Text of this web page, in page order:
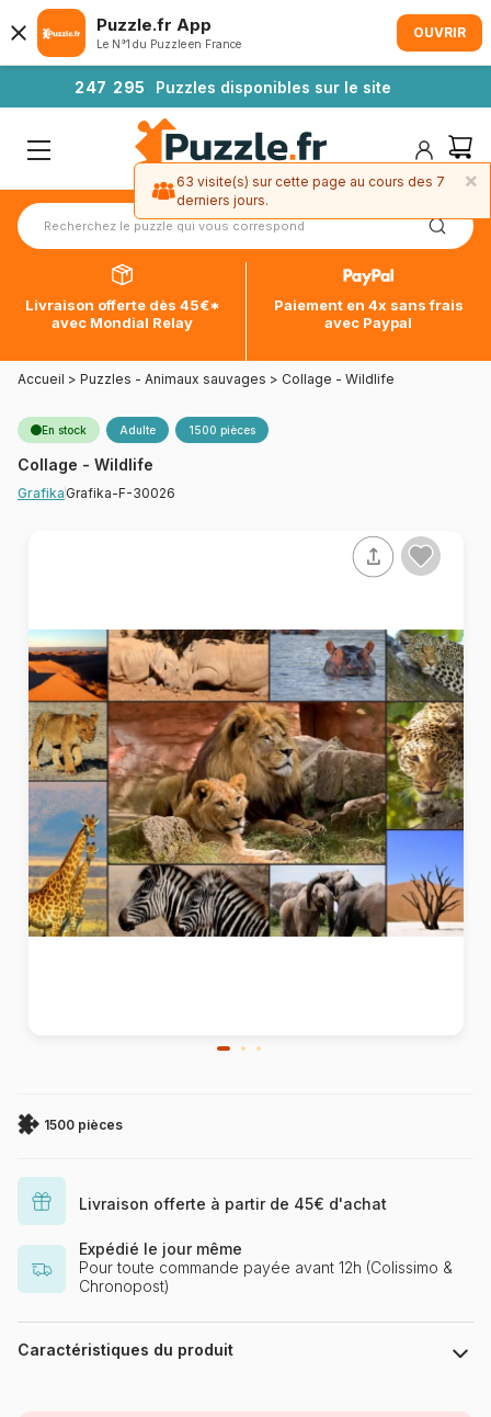
247 295 Puzzles disponibles sur le site
Livraison offerte dès 45€*
avec Mondial Relay
Paiement en 4x sans frais
avec Paypal
Accueil > Puzzles - Animaux sauvages > Collage - Wildlife
En stock Adulte 1500 pièces
Collage - Wildlife
Grafika Grafika-F-30026
1500 pièces
Livraison offerte à partir de 45€ d'achat
Expédié le jour même
Pour toute commande payée avant 12h (Colissimo &
Chronopost)
Caractéristiques du produit
Puzzle.fr App
Le N°1 du Puzzle en France
OUVRIR
×
63 visite(s) sur cette page au cours des 7
derniers jours.